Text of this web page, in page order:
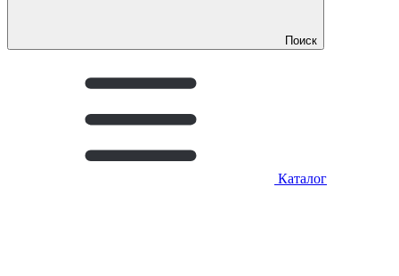
Поиск
Каталог